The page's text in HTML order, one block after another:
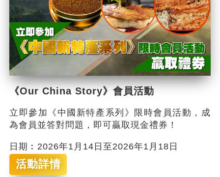
《Our China Story》會員活動
立即參加《中國新特產系列》限時會員活動，成
為會員並答對問題，即可贏取現金禮券！
日期︰2026年1月14日至2026年1月18日
活動詳情